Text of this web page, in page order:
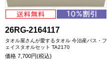
26RG-2164117
タオル屋さんが愛するタオル 今治産バス・フ
ェイスタオルセット TA2170
価格 7,700円(税込)